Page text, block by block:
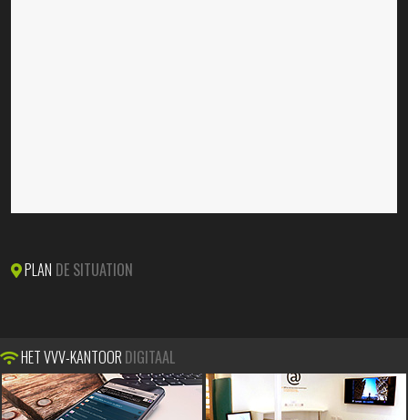
PLAN DE SITUATION
HET VVV-KANTOOR DIGITAAL